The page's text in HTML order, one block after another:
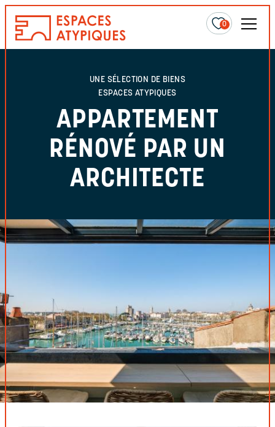
0
UNE SÉLECTION DE BIENS
ESPACES ATYPIQUES
APPARTEMENT
RÉNOVÉ PAR UN
ARCHITECTE